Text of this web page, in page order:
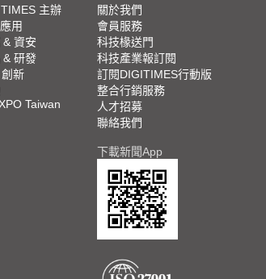
主辦
用
& 資安
& 研發
新
Taiwan
關於我們
會員服務
科技椽送門
科技產業報訂閱
訂閱DIGITIMES行動版
整合行銷服務
人才招募
聯絡我們
下載新聞App